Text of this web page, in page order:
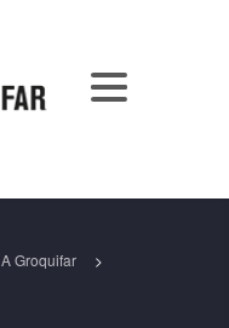
A Groquifar
>